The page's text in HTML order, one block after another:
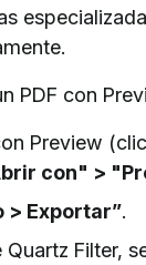
PDF con
Preview
con" >
> Exportar”.
Quartz Filter,